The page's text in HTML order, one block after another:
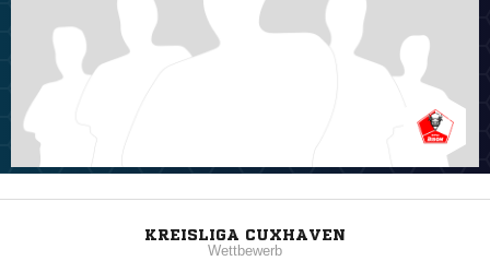
KREISLIGA CUXHAVEN
Wettbewerb